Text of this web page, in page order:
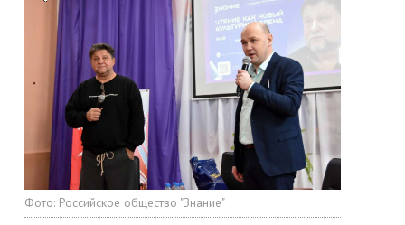
Фото: Российское общество "Знание"